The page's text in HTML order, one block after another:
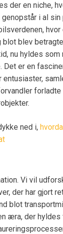
der en niche,
i al sin
hvor
blot blev
nu hyldes som
er en
ned i,
Vi vil
der har gjort
blot
æra, der